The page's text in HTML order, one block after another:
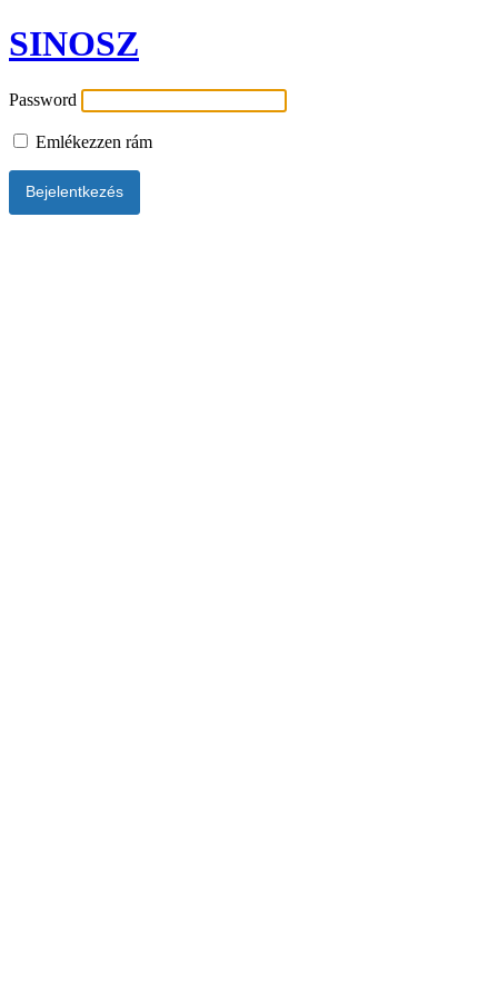
SINOSZ
Password
Emlékezzen rám